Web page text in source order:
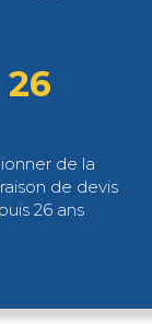
26
de la
de devis
26 ans